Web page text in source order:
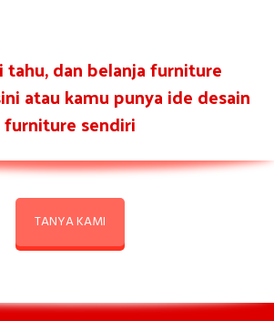
tahu, dan belanja furniture
atau kamu punya ide desain
furniture sendiri
TANYA KAMI